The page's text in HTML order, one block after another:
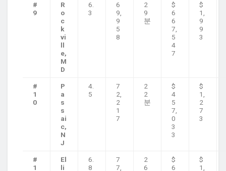
#
9
R
o
c
k
vi
ll
e,
M
D
6.
3
6
9,
9
5
8
2
9
분
$
6
6
7,
5
4
7
$
1,
9
9
3
#
1
0
P
a
s
s
ai
c,
N
J
4.
5
7
2,
2
1
7
2
2
분
$
4
5
7,
0
3
3
$
1,
2
7
3
#
1
El
li
6.
8
7
7,
2
6
$
6
$
1,